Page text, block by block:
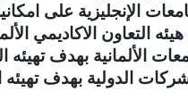
الإنجليزية على
التعاون الاكاديمي
الألمانية بهدف تهيئه
الدولية بهدف تهيئه